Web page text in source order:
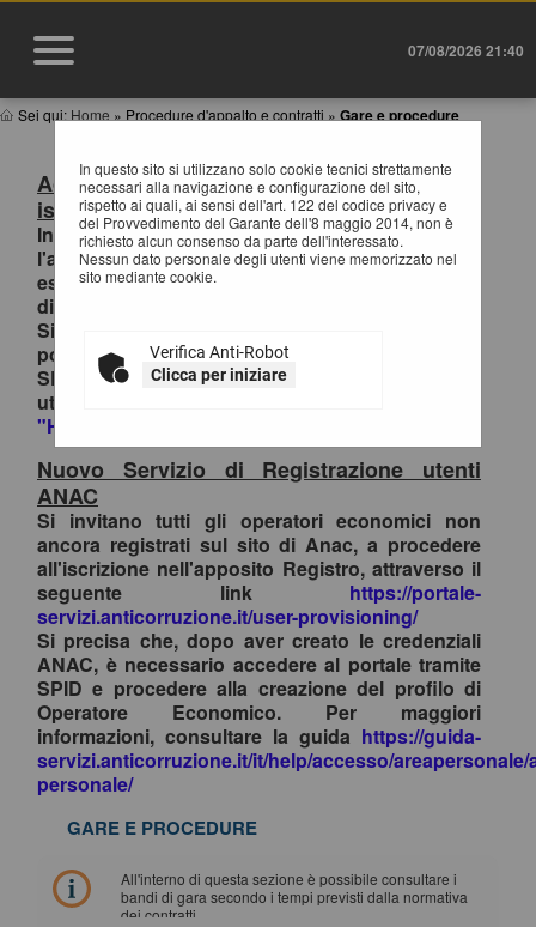
07/08/2026 21:40
Sei qui: Home » Procedure d'appalto e contratti » Gare e procedure
In questo sito si utilizzano solo cookie tecnici strettamente
necessari alla navigazione e configurazione del sito,
rispetto ai quali, ai sensi dell'art. 122 del codice privacy e
del Provvedimento del Garante dell'8 maggio 2014, non è
richiesto alcun consenso da parte dell'interessato.
Nessun dato personale degli utenti viene memorizzato nel
sito mediante cookie.
Verifica Anti-Robot
Clicca per iniziare
Accesso al Portale Gare con SPID/CIE:
istruzioni
In ottemperanza alle normative vigenti AgID,
l'accesso al portale gare è consentito
esclusivamente tramite i sistemi di identità
digitale.
Si invitano pertanto gli OO.EE. registrati al
portale che effettuano il primo accesso con
SPID/CIE, ad inviare la richiesta di collegamento
utenza-SPID esclusivamente tramite la funzione
"HELP DESK OPERATORI ECONOMICI
Nuovo Servizio di Registrazione utenti
ANAC
Si invitano tutti gli operatori economici non
ancora registrati sul sito di Anac, a procedere
all'iscrizione nell'apposito Registro, attraverso il
seguente link https://portale-
servizi.anticorruzione.it/user-provisioning/
Si precisa che, dopo aver creato le credenziali
ANAC, è necessario accedere al portale tramite
SPID e procedere alla creazione del profilo di
Operatore Economico. Per maggiori
informazioni, consultare la guida https://guida-
servizi.anticorruzione.it/it/help/accesso/areapersonale/
personale/
GARE E PROCEDURE
All'interno di questa sezione è possibile consultare i
bandi di gara secondo i tempi previsti dalla normativa
dei contratti.